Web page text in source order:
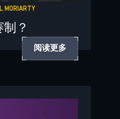
MORIARTY
？
阅读更多